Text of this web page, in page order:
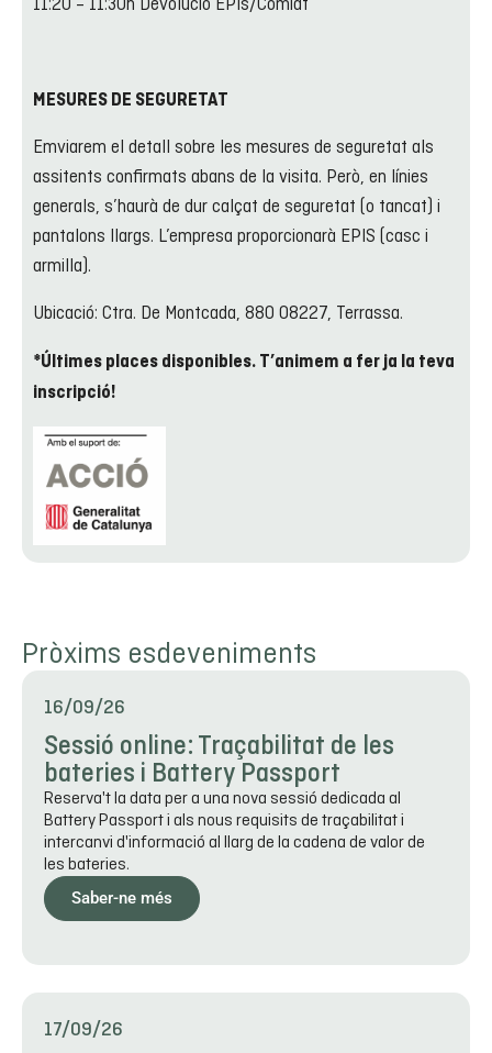
11:20 – 11:30h Devolució EPIs/Comiat
MESURES DE SEGURETAT
Emviarem el detall sobre les mesures de seguretat als
assitents confirmats abans de la visita. Però, en línies
generals, s’haurà de dur calçat de seguretat (o tancat) i
pantalons llargs. L’empresa proporcionarà EPIS (casc i
armilla).
Ubicació: Ctra. De Montcada, 880 08227, Terrassa.
*Últimes places disponibles. T’animem a fer ja la teva
inscripció!
Pròxims esdeveniments
16/09/26
Sessió online: Traçabilitat de les
bateries i Battery Passport
Reserva't la data per a una nova sessió dedicada al
Battery Passport i als nous requisits de traçabilitat i
intercanvi d'informació al llarg de la cadena de valor de
les bateries.
Saber-ne més
17/09/26